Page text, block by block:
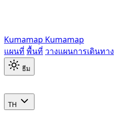
Kumamap Kumamap
แผนที่ พื้นที่ วางแผนการเดินทาง
ธีม
TH